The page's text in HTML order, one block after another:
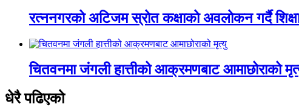
रत्ननगरको अटिजम स्रोत कक्षाको अवलोकन गर्दै
चितवनमा जंगली हात्तीको आक्रमणबाट आमाछोराको
धेरै पढिएको